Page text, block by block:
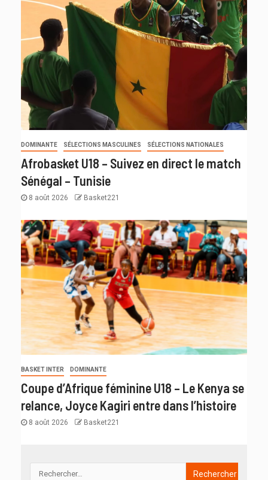
DOMINANTE SÉLECTIONS MASCULINES SÉLECTIONS NATIONALES
Afrobasket U18 – Suivez en direct le match
Sénégal – Tunisie
8 août 2026 Basket221
BASKET INTER DOMINANTE
Coupe d’Afrique féminine U18 – Le Kenya se
relance, Joyce Kagiri entre dans l’histoire
8 août 2026 Basket221